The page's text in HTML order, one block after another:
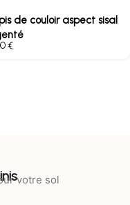
de couloir aspect sisal
€
votre sol